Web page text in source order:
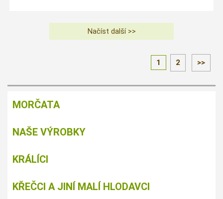
1 2 >>
MORČATA
NAŠE VÝROBKY
KRÁLÍCI
KŘEČCI A JINÍ MALÍ HLODAVCI